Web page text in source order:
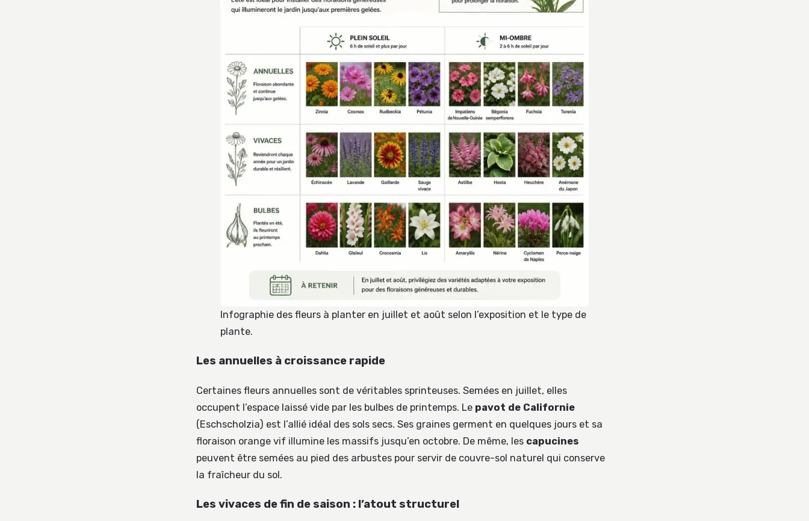
Infographie des fleurs à planter en juillet et août selon l’exposition et le type de
plante.
Les annuelles à croissance rapide
Certaines fleurs annuelles sont de véritables sprinteuses. Semées en juillet, elles
occupent l’espace laissé vide par les bulbes de printemps. Le pavot de Californie
(Eschscholzia) est l’allié idéal des sols secs. Ses graines germent en quelques jours et sa
floraison orange vif illumine les massifs jusqu’en octobre. De même, les capucines
peuvent être semées au pied des arbustes pour servir de couvre-sol naturel qui conserve
la fraîcheur du sol.
Les vivaces de fin de saison : l’atout structurel